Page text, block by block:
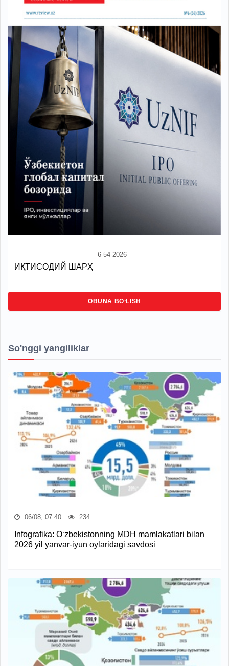
6-54-2026
ИҚТИСОДИЙ ШАРҲ
OBUNA BO‘LISH
So'nggi yangiliklar
06/08, 07:40 234
Infografika: O‘zbekistonning MDH mamlakatlari bilan
2026 yil yanvar-iyun oylaridagi savdosi